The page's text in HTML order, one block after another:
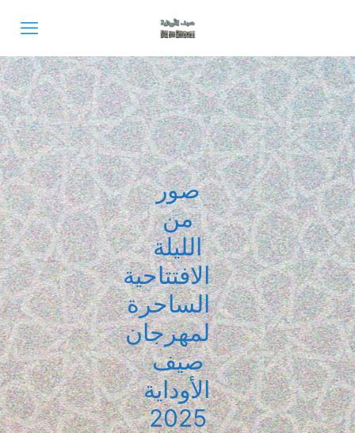
صور
من
الليلة
الافتتاحية
الساحرة
لمهرجان
صيف
الأوداية
2025